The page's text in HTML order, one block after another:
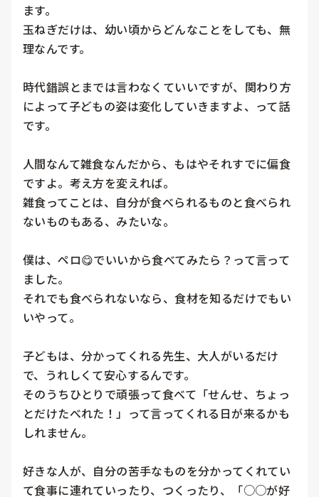
ます。
玉ねぎだけは、幼い頃からどんなことをしても、無
理なんです。
時代錯誤とまでは言わなくていいですが、関わり方
によって子どもの姿は変化していきますよ、って話
です。
人間なんて雑食なんだから、もはやそれすでに偏食
ですよ。考え方を変えれば。
雑食ってことは、自分が食べられるものと食べられ
ないものもある、みたいな。
僕は、ペロ😋でいいから食べてみたら？って言って
ました。
それでも食べられないなら、食材を知るだけでもい
いやって。
子どもは、分かってくれる先生、大人がいるだけ
で、うれしくて安心するんです。
そのうちひとりで頑張って食べて「せんせ、ちょっ
とだけたべれた！」って言ってくれる日が来るかも
しれません。
好きな人が、自分の苦手なものを分かってくれてい
て食事に連れていったり、つくったり、「○○が好